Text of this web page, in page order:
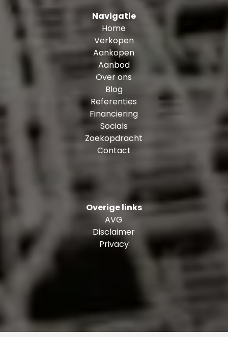
Inloopkast: ± 6 m²
Inpandige berging voorzien van
wasmachineaansluiting
Kenmerken en bijzonderheden:
Woonoppervlakte: ± 110 m²
VvE bijdrage woning + parkeerplaats I 2026: ± €
341,- per maand
VvE bijdrage parkeerplaats II 2026: ± € 32,- per
Persoonlijke noot verkoper:
We hebben altijd met groot plezier in De
Waterstadtoren gewoond. Centraal in het
bruisende Rotterdam zullen we zeker gaan
combinatie met een actieve VVE creëert dat
een gezamenlijke verantwoordelijkheid voor de
Navigatie
Home
Verkopen
Aankopen
Aanbod
Over ons
Blog
Referenties
Financiering
Socials
Zoekopdracht
Contact
Overige links
AVG
Disclaimer
Privacy